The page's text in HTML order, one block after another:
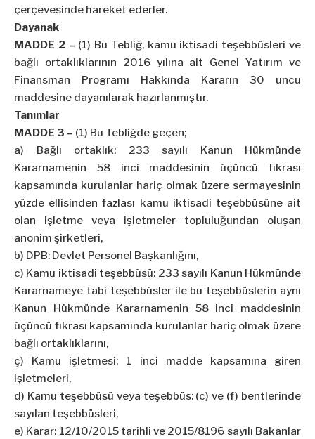
çerçevesinde hareket ederler.
Dayanak
MADDE 2 – (1) Bu Tebliğ, kamu iktisadi teşebbüsleri ve
bağlı ortaklıklarının 2016 yılına ait Genel Yatırım ve
Finansman Programı Hakkında Kararın 30 uncu
maddesine dayanılarak hazırlanmıştır.
Tanımlar
MADDE 3 – (1) Bu Tebliğde geçen;
a) Bağlı ortaklık: 233 sayılı Kanun Hükmünde
Kararnamenin 58 inci maddesinin üçüncü fıkrası
kapsamında kurulanlar hariç olmak üzere sermayesinin
yüzde ellisinden fazlası kamu iktisadi teşebbüsüne ait
olan işletme veya işletmeler topluluğundan oluşan
anonim şirketleri,
b) DPB: Devlet Personel Başkanlığını,
c) Kamu iktisadi teşebbüsü: 233 sayılı Kanun Hükmünde
Kararnameye tabi teşebbüsler ile bu teşebbüslerin aynı
Kanun Hükmünde Kararnamenin 58 inci maddesinin
üçüncü fıkrası kapsamında kurulanlar hariç olmak üzere
bağlı ortaklıklarını,
ç) Kamu işletmesi: 1 inci madde kapsamına giren
işletmeleri,
d) Kamu teşebbüsü veya teşebbüs: (c) ve (f) bentlerinde
sayılan teşebbüsleri,
e) Karar: 12/10/2015 tarihli ve 2015/8196 sayılı Bakanlar